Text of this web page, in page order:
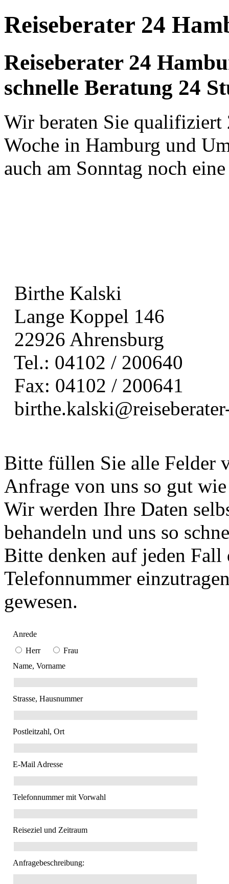
Reiseberater 24
Reiseberater 24
schnelle Beratung 24
Wir beraten Sie qualifiziert
Woche in Hamburg und
auch am Sonntag noch
Birthe Kalski
Lange Koppel 146
22926 Ahrensburg
Tel.: 04102 / 200640
Fax: 04102 / 200641
Bitte füllen Sie alle Felder
Anfrage von uns so gut
Wir werden Ihre Daten
behandeln und uns so
Bitte denken auf jeden
Telefonnummer
gewesen.
Anrede
Herr
Frau
Name, Vorname
Strasse, Hausnummer
Postleitzahl, Ort
E-Mail Adresse
Telefonnummer mit Vorwahl
Reiseziel und Zeitraum
Anfragebeschreibung: